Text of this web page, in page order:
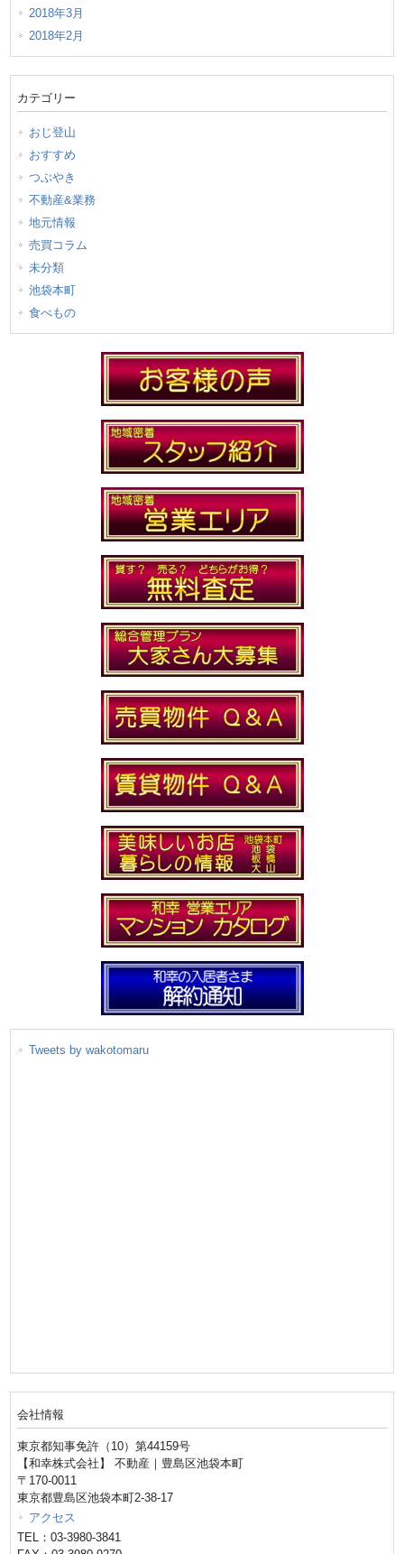
2018年3月
2018年2月
カテゴリー
おじ登山
おすすめ
つぶやき
不動産&業務
地元情報
売買コラム
未分類
池袋本町
食べもの
Tweets by wakotomaru
会社情報
東京都知事免許（10）第44159号
【和幸株式会社】 不動産｜豊島区池袋本町
〒170-0011
東京都豊島区池袋本町2-38-17
アクセス
TEL：03-3980-3841